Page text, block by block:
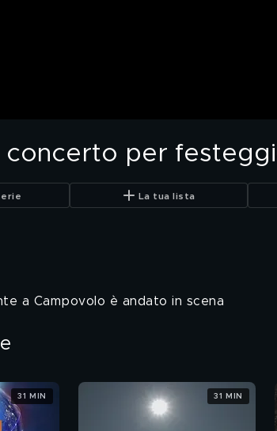
concerto per
La tua lista
a Campovolo è andato in scena
31 MIN 31 MIN